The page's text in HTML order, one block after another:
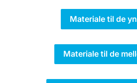
Materiale til de
Materiale til de